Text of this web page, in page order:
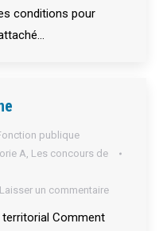
conditions pour
publique
A, Les concours de
Laisser un commentaire
territorial Comment